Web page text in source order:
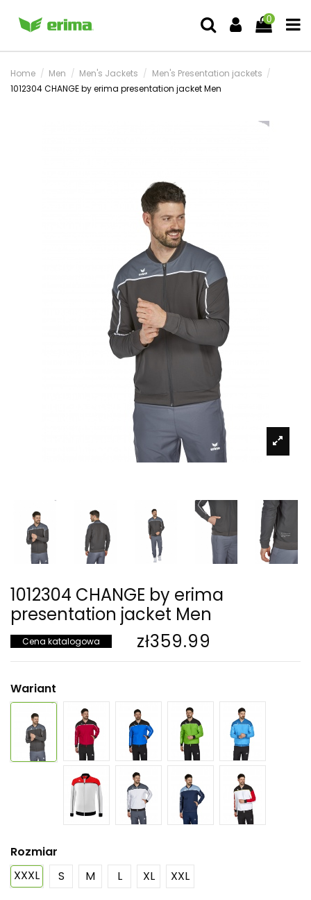
0
Home Men Men's Jackets
Men's Presentation jackets
1012304 CHANGE by erima presentation jacket Men
1012304 CHANGE by erima
presentation jacket Men
Cena katalogowa zł359.99
Wariant
Rozmiar
XXXL
S M L XL XXL